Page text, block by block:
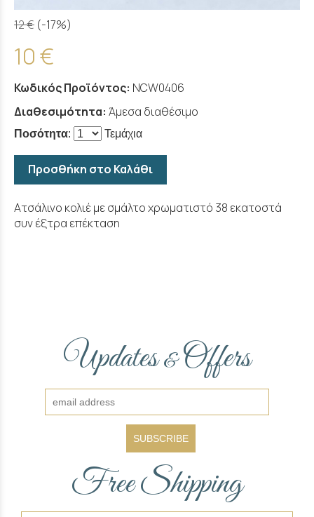
12 € (-17%)
10 €
Κωδικός Προϊόντος: NCW0406
Διαθεσιμότητα: Άμεσα διαθέσιμο
Ποσότητα: Τεμάχια
Προσθήκη στο Καλάθι
Ατσάλινο κολιέ με σμάλτο χρωματιστό 38 εκατοστά
συν έξτρα επέκταση
Updates&Offers
SUBSCRIBE
Free Shipping